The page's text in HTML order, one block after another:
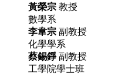
黃榮宗 教授
數學系
李韋宗 副教授
化學學系
蔡錫錚 副教授
工學院學士班